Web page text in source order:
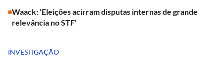
Waack: 'Eleições acirram disputas internas de grande
relevância no STF'
INVESTIGAÇÃO